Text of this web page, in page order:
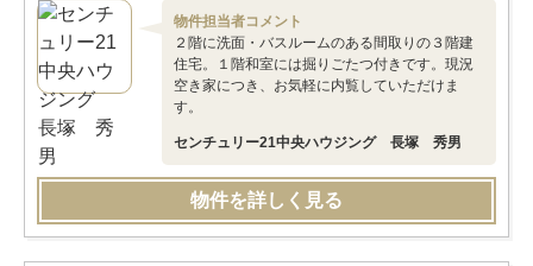
物件担当者コメント
２階に洗面・バスルームのある間取りの３階建
住宅。１階和室には掘りごたつ付きです。現況
空き家につき、お気軽に内覧していただけま
す。
センチュリー21中央ハウジング 長塚 秀男
物件を詳しく見る